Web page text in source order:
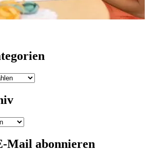
Mail abonnieren